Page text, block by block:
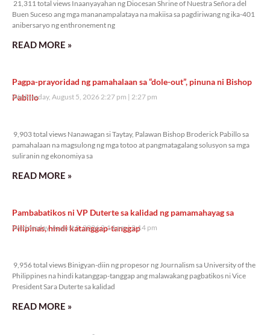
21,311 total views Inaanyayahan ng Diocesan Shrine of Nuestra Señora del
Buen Suceso ang mga mananampalataya na makiisa sa pagdiriwang ng ika-401
anibersaryo ng enthronement ng
READ MORE »
Pagpa-prayoridad ng pamahalaan sa “dole-out”, pinuna ni Bishop
Pabillo
Wednesday, August 5, 2026 2:27 pm 2:27 pm
9,903 total views Nanawagan si Taytay, Palawan Bishop Broderick Pabillo sa
pamahalaan na magsulong ng mga totoo at pangmatagalang solusyon sa mga
suliranin ng ekonomiya sa
READ MORE »
Pambabatikos ni VP Duterte sa kalidad ng pamamahayag sa
Pilipinas, hindi katanggap-tanggap
Wednesday, August 5, 2026 2:14 pm 2:14 pm
9,956 total views Binigyan-diin ng propesor ng Journalism sa University of the
Philippines na hindi katanggap-tanggap ang malawakang pagbatikos ni Vice
President Sara Duterte sa kalidad
READ MORE »